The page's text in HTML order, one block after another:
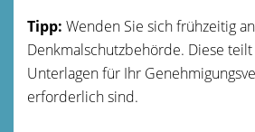
Tipp: Wenden Sie sich frühzeitig
Denkmalschutzbehörde. Diese
Unterlagen für Ihr
erforderlich sind.